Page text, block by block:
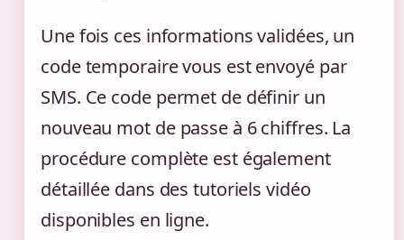
Une fois ces informations validées, un
code temporaire vous est envoyé par
SMS. Ce code permet de définir un
nouveau mot de passe à 6 chiffres. La
procédure complète est également
détaillée dans des tutoriels vidéo
disponibles en ligne.